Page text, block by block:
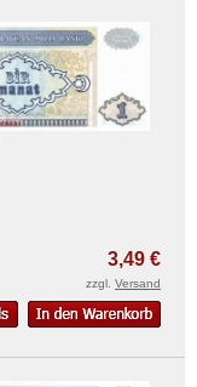
3,49 €
zzgl. Versand